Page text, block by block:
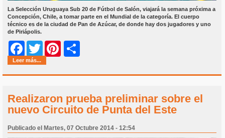
La Selección Uruguaya Sub 20 de Fútbol de Salón, viajará la semana próxima a
Concepción, Chile, a tomar parte en el Mundial de la categoría. El cuerpo
técnico es de la ciudad de Pan de Azúcar, de donde hay dos jugadores y uno
de Piriápolis.
Facebook
Twitter Pinterest
Leer más...
Realizaron prueba preliminar sobre el
nuevo Circuito de Punta del Este
Publicado el Martes, 07 Octubre 2014 - 12:54